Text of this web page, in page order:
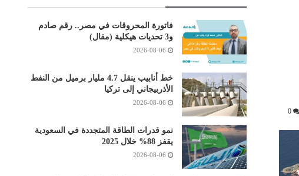
0
فاتورة المحروقات في مصر.. رقم صادم
و3 تحديات هيكلية (مقال)
2026-08-06
خط أنابيب ينقل 4.7 مليار برميل من النفط
الأذربيجاني إلى تركيا
2026-08-06
نمو قدرات الطاقة المتجددة في السعودية
يقفز 88% خلال 2025
2026-08-06